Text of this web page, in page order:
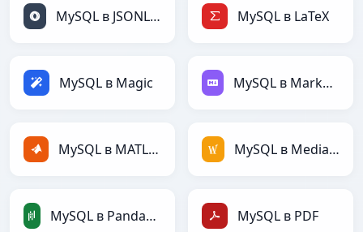
MySQL в JSONLines MySQL в LaTeX
MySQL в Magic MySQL в Markdown
MySQL в MATLAB MySQL в MediaWiki
MySQL в PandasDataFrame MySQL в PDF